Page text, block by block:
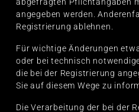
angegeben werden.
Registrierung ablehnen.
Für wichtige Änderungen
oder bei technisch
die bei der Registrierung
Sie auf diesem Wege zu
Die Verarbeitung der bei der